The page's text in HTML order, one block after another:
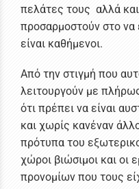
πελάτες τους αλλά και
προσαρμοστούν στο να
είναι καθήμενοι.
Από την στιγμή που
λειτουργούν με
ότι πρέπει να είναι
και χωρίς κανέναν
πρότυπα του
χώροι βιώσιμοι και οι
προνομίων που τους